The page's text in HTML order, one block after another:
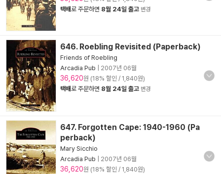
택배로 주문하면 8월 24일 출고 변경
646. Roebling Revisited (Paperback)
Friends of Roebling
Arcadia Pub
2007년 06월
36,620원 (18% 할인 / 1,840원)
택배로 주문하면 8월 24일 출고 변경
647. Forgotten Cape: 1940-1960 (Pa
perback)
Mary Sicchio
Arcadia Pub
2007년 06월
36,620원 (18% 할인 / 1,840원)